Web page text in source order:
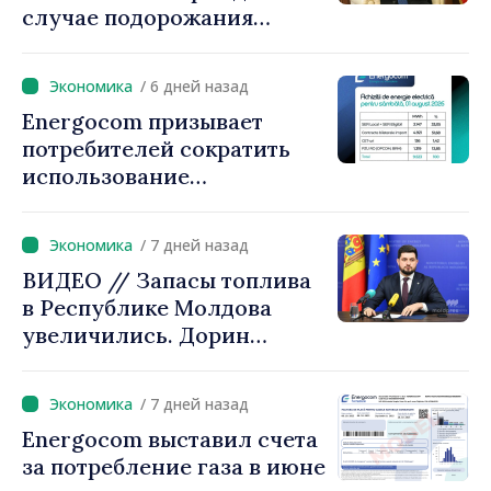
случае подорожания
Председатель парламента
Игорь Гросу:
«Правительство
предложит решения, мы не
можем оставить людей
цен»
/ 6 дней назад
Energocom призывает
потребителей сократить
использование
/ 7 дней назад
ВИДЕО // Запасы топлива
в Республике Молдова
увеличились. Дорин
меры дают результаты»
/ 7 дней назад
Energocom выставил счета
за потребление газа в июне